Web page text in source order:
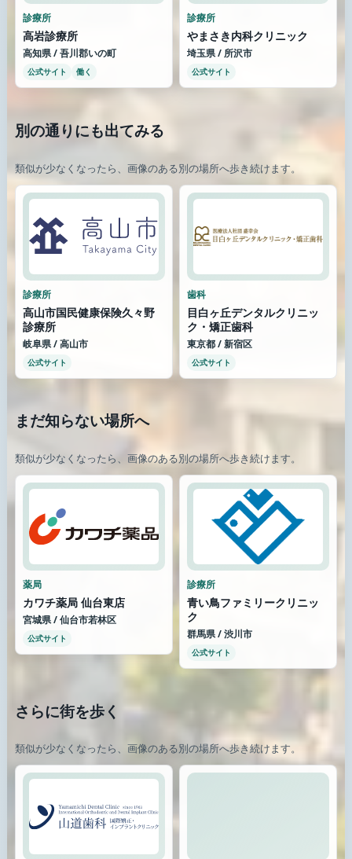
診療所
高岩診療所
高知県 / 吾川郡いの町
公式サイト 働く
診療所
やまさき内科クリニック
埼玉県 / 所沢市
公式サイト
別の通りにも出てみる
類似が少なくなったら、画像のある別の場所へ歩き続けます。
診療所
高山市国民健康保険久々野
診療所
岐阜県 / 高山市
公式サイト
歯科
目白ヶ丘デンタルクリニッ
ク・矯正歯科
東京都 / 新宿区
公式サイト
まだ知らない場所へ
類似が少なくなったら、画像のある別の場所へ歩き続けます。
薬局
カワチ薬局 仙台東店
宮城県 / 仙台市若林区
公式サイト
診療所
青い鳥ファミリークリニッ
ク
群馬県 / 渋川市
公式サイト
さらに街を歩く
類似が少なくなったら、画像のある別の場所へ歩き続けます。